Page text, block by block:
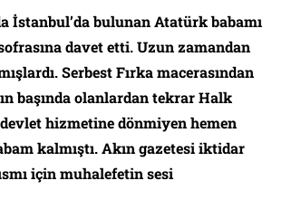
İstanbul’da bulunan Atatürk babamı
davet etti. Uzun zamandan
Serbest Fırka macerasından
başında olanlardan tekrar Halk
hizmetine dönmiyen hemen
kalmıştı. Akın gazetesi iktidar
için muhalefetin sesi